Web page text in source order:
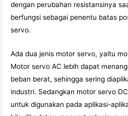
dengan perubahan resistansinya
berfungsi sebagai penentu batas
servo.
Ada dua jenis motor servo, yaitu
Motor servo AC lebih dapat
beban berat, sehingga sering
industri. Sedangkan motor servo
untuk digunakan pada aplikasi-